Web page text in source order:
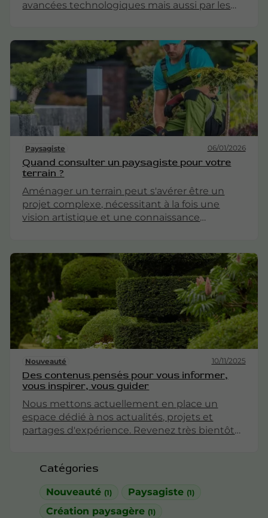
Catégories
Nouveauté (1) Paysagiste (1)
Création paysagère (1)
avancées technologiques mais aussi par les
propriétaires. À l'aube de 2026, plusieurs
tendances émergent, redéfinissant notre
approche des espaces extérieurs. Cet article
explore ces nouvelles directions, en mettant
l'accent sur la durabilité, l'innovation et
l'esthétique.
Paysagiste 06/01/2026
Quand consulter un paysagiste pour votre
terrain ?
Aménager un terrain peut s'avérer être un
projet complexe, nécessitant à la fois une
vision artistique et une connaissance
Cet article explore les moments clés où il peut
être bénéfique de consulter un professionnel
pour transformer votre espace extérieur.
Nouveauté 10/11/2025
Des contenus pensés pour vous informer,
vous inspirer, vous guider
Nous mettons actuellement en place un
espace dédié à nos actualités, projets et
partages d'expérience. Revenez très bientôt